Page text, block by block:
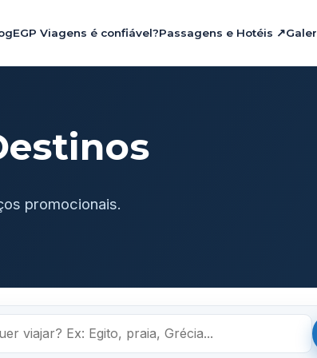
EGP Viagens é confiável?Passagens e Hotéis ↗
promocionais.